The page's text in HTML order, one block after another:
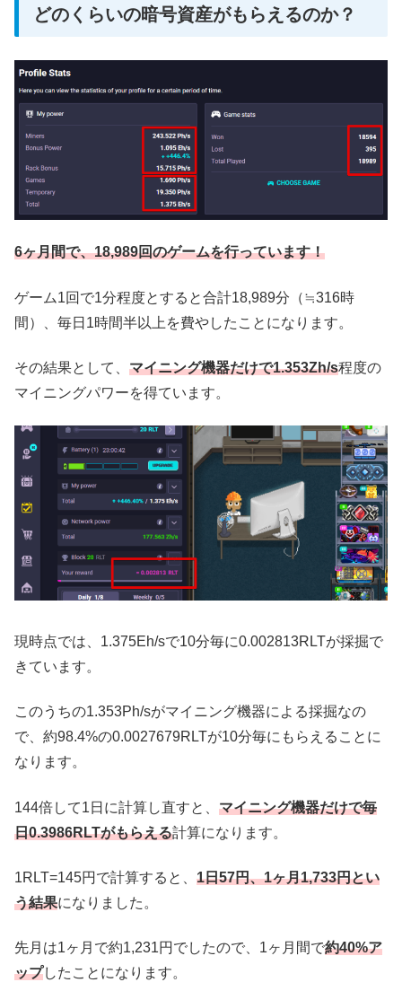
どのくらいの暗号資産がもらえるのか？
6ヶ月間で、18,989回のゲームを行っています！
ゲーム1回で1分程度とすると合計18,989分（≒316時
間）、毎日1時間半以上を費やしたことになります。
その結果として、 マイニング機器だけで1.353Zh/s程度の
マイニングパワーを得ています。
現時点では、1.375Eh/sで10分毎に0.002813RLTが採掘で
きています。
このうちの1.353Ph/sがマイニング機器による採掘なの
で、約98.4%の0.0027679RLTが10分毎にもらえることに
なります。
144倍して1日に計算し直すと、 マイニング機器だけで毎
日0.3986RLTがもらえる計算になります。
1RLT=145円で計算すると、 1日57円、1ヶ月1,733円とい
う結果になりました。
先月は1ヶ月で約1,231円でしたので、1ヶ月間で約40%ア
ップしたことになります。